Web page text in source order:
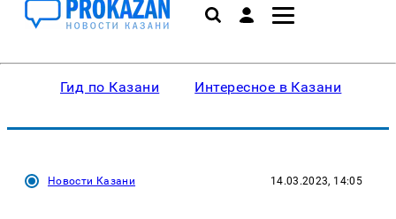
Гид по Казани Интересное в Казани
Новости Казани 14.03.2023, 14:05